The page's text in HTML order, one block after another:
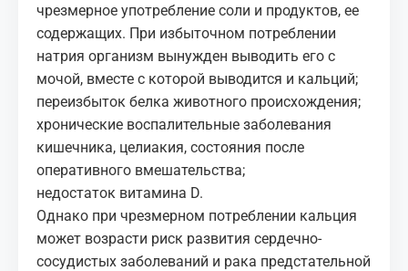
чрезмерное употребление соли и продуктов, ее
содержащих. При избыточном потреблении
натрия организм вынужден выводить его с
мочой, вместе с которой выводится и кальций;
переизбыток бел­ка животного происхождения;
хронические воспалительные за­бо­ле­вания
кишечника, целиакия, состояния после
оперативного вмешательства;
недостаток витамина D.
Однако при чрезмерном потреблении кальция
может возрасти риск развития сердечно-
сосудистых заболеваний и рака предстательной